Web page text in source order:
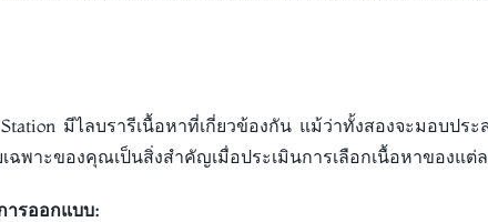
มีไลบรารีเนื้อหาที่เกี่ยวข้องกัน แม้ว่าทั้งสองจะมอบ
ฉพาะของคุณเป็นสิ่งสำคัญเมื่อประเมินการเลือกเนื้อหาของแต่
ารออกแบบ: